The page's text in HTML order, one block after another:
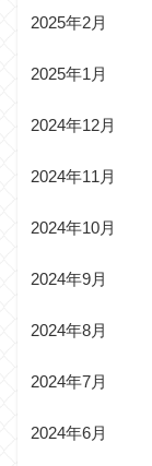
2025年2月
2025年1月
2024年12月
2024年11月
2024年10月
2024年9月
2024年8月
2024年7月
2024年6月